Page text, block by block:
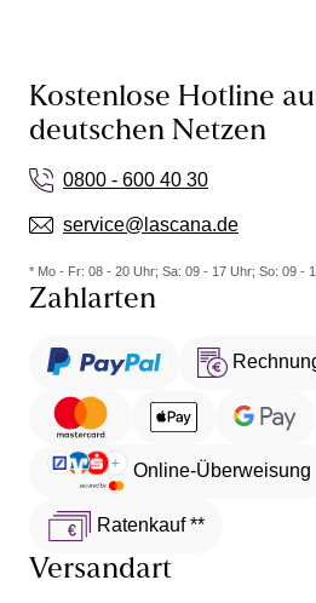
Kostenlose Hotline
deutschen Netzen
0800 - 600 40 30
service@lascana.de
* Mo - Fr: 08 - 20 Uhr; Sa: 09 - 17 Uhr; So: 09 -
Zahlarten
Online-Überweisung
Ratenkauf **
Versandart